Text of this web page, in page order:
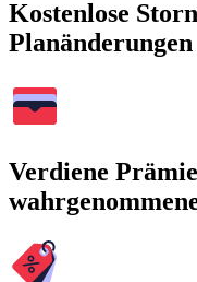
Kostenlose
Planänderungen
Verdiene